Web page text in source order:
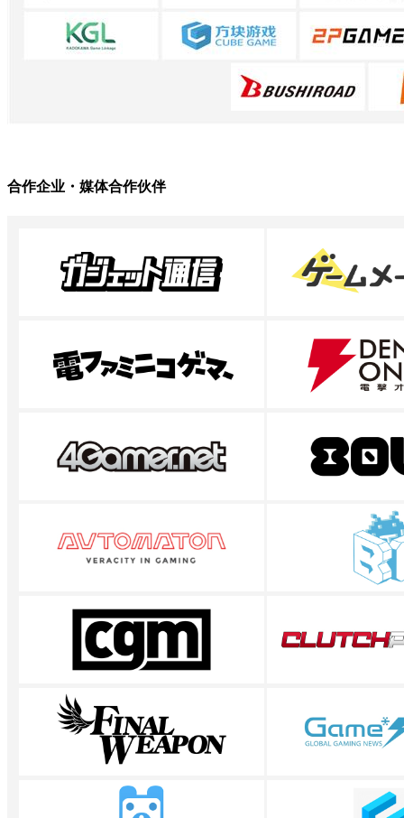
合作企业・媒体合作伙伴